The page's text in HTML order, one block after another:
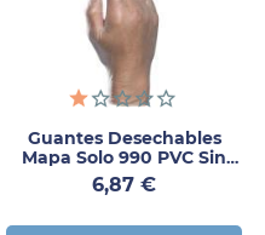
Guantes Desechables
Mapa Solo 990 PVC Sin
Polvo Talla–L 100
Unidades
Precio
6,87 €